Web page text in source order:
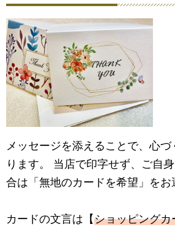
メッセージを添えることで、心
ります。 当店で印字せず、ご自
合は「無地のカードを希望」をお
カードの文言は【ショッピングカ